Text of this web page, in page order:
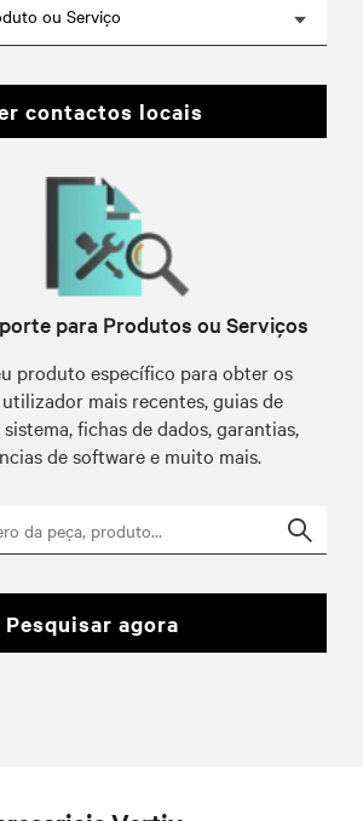
ou Serviço
contactos locais
para Produtos ou Serviços
produto específico para obter os
mais recentes, guias de
fichas de dados, garantias,
de software e muito mais.
pesquisar agora